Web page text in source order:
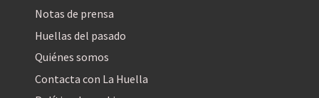
Notas de prensa
Huellas del pasado
Quiénes somos
Contacta con La Huella